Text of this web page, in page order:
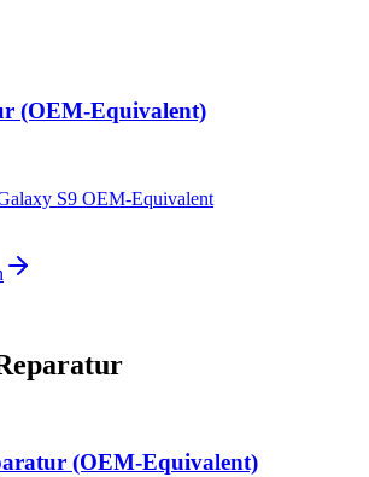
(OEM-Equivalent)
S9 OEM-Equivalent
(OEM-Equivalent)